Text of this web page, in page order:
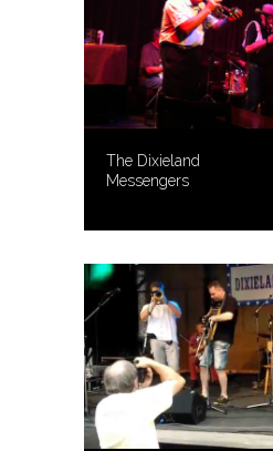
The Dixieland
Messengers